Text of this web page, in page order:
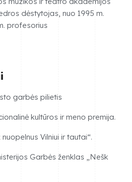
dėstytojas, nuo 1995 m.
profesorius
garbės pilietis
kultūros ir meno premija.
Vilniui ir tautai“.
Garbės ženklas „Nešk